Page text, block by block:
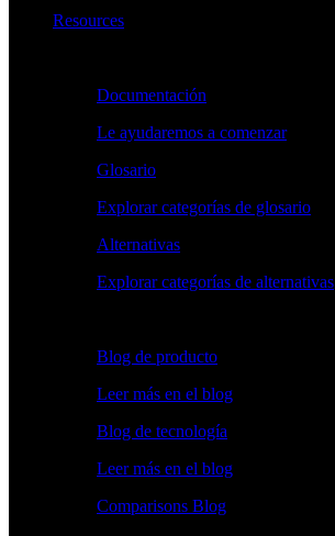
Resources
Documentación
Le ayudaremos a comenzar
Glosario
Explorar categorías de glosario
Alternativas
Explorar categorías de alternativas
Blog de producto
Leer más en el blog
Blog de tecnología
Leer más en el blog
Comparisons Blog